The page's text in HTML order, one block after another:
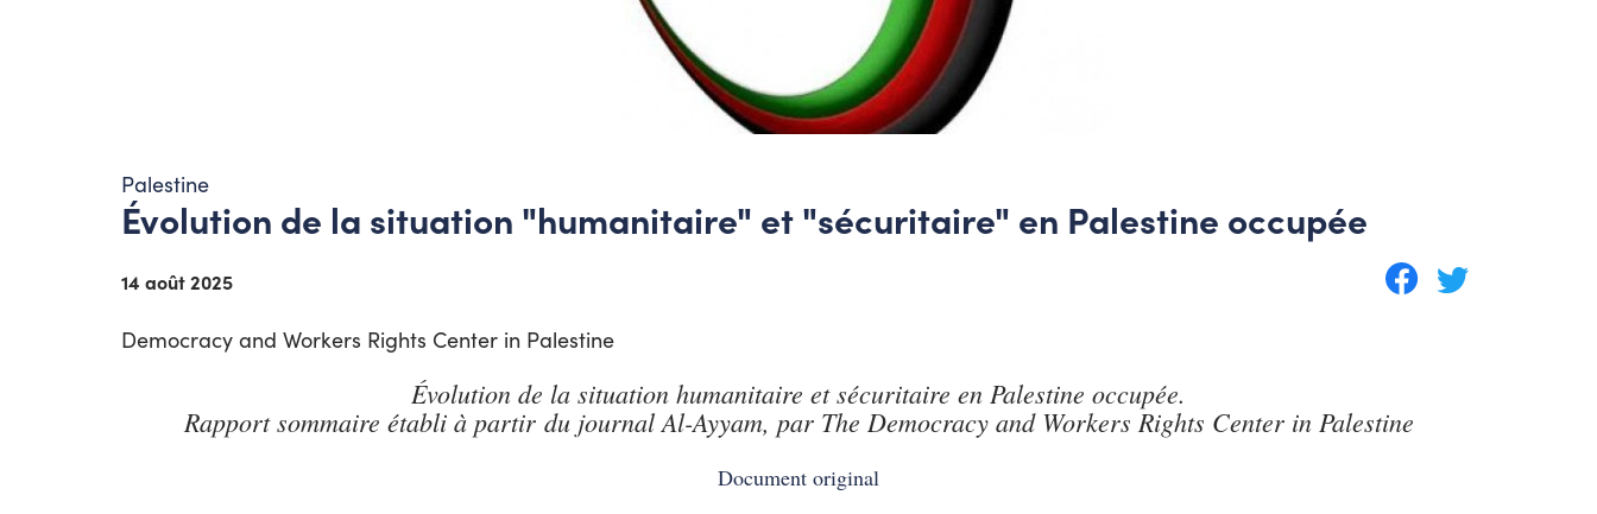
Palestine
Évolution de la situation "humanitaire" et "sécuritaire" en Palestine occupée
14 août 2025
Democracy and Workers Rights Center in Palestine
Évolution de la situation humanitaire et sécuritaire en Palestine occupée.
Rapport sommaire établi à partir du journal Al-Ayyam, par The Democracy and Workers Rights Center in Palestine
Document original